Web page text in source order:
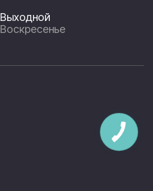
Выходной
Воскресенье